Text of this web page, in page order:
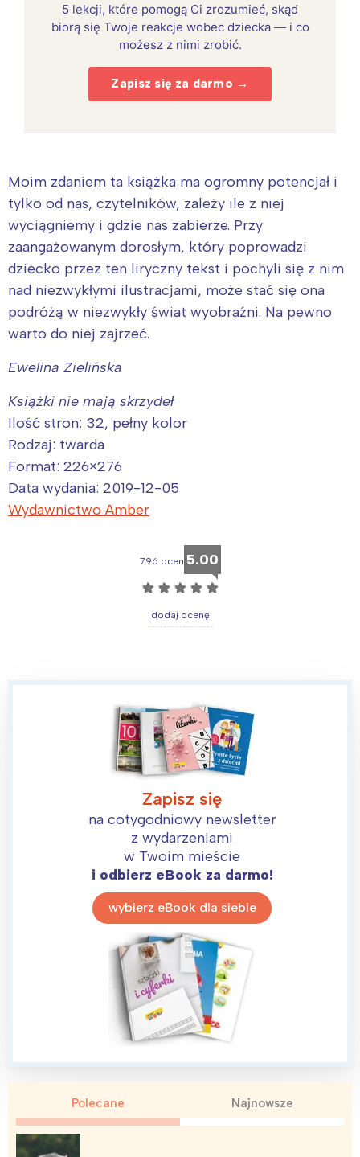
5 lekcji, które pomogą Ci zrozumieć, skąd
biorą się Twoje reakcje wobec dziecka — i co
możesz z nimi zrobić.
Zapisz się za darmo →
Moim zdaniem ta książka ma ogromny potencjał i
tylko od nas, czytelników, zależy ile z niej
wyciągniemy i gdzie nas zabierze. Przy
zaangażowanym dorosłym, który poprowadzi
dziecko przez ten liryczny tekst i pochyli się z nim
nad niezwykłymi ilustracjami, może stać się ona
podróżą w niezwykły świat wyobraźni. Na pewno
warto do niej zajrzeć.
Ewelina Zielińska
Książki nie mają skrzydeł
Ilość stron: 32, pełny kolor
Rodzaj: twarda
Format: 226×276
Data wydania: 2019-12-05
Wydawnictwo Amber
796 ocen 5.00
☆ ☆ ☆ ☆ ☆
dodaj ocenę
Zapisz się
na cotygodniowy newsletter
z wydarzeniami
w Twoim mieście
i odbierz eBook za darmo!
wybierz eBook dla siebie
Polecane Najnowsze
Interesują mnie wydarzenia z